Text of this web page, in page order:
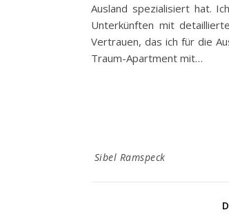
Ausland spezialisiert hat.
Unterkünften mit
Vertrauen, das ich für die
Traum-Apartment mit…
Sibel Ramspeck